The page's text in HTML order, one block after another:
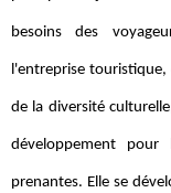
besoins des
l'entreprise
de la diversité
développement
prenantes. Elle se